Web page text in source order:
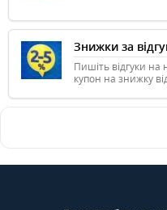
Знижки за
Пишіть відгуки
купон на знижку